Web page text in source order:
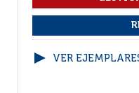
VER